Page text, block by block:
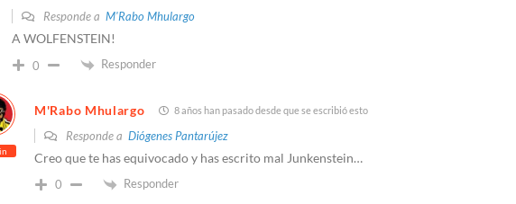
Responde a M'Rabo Mhulargo
A WOLFENSTEIN!
0 Responder
M'Rabo Mhulargo 8 años han pasado desde que se escribió esto
Responde a Diógenes Pantarújez
Creo que te has equivocado y has escrito mal Junkenstein…
0 Responder